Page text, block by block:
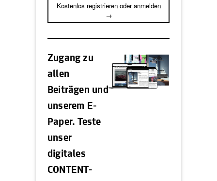
Kostenlos registrieren oder anmelden
→
Zugang zu
allen
Beiträgen und
unserem E-
Paper. Teste
unser
digitales
CONTENT-